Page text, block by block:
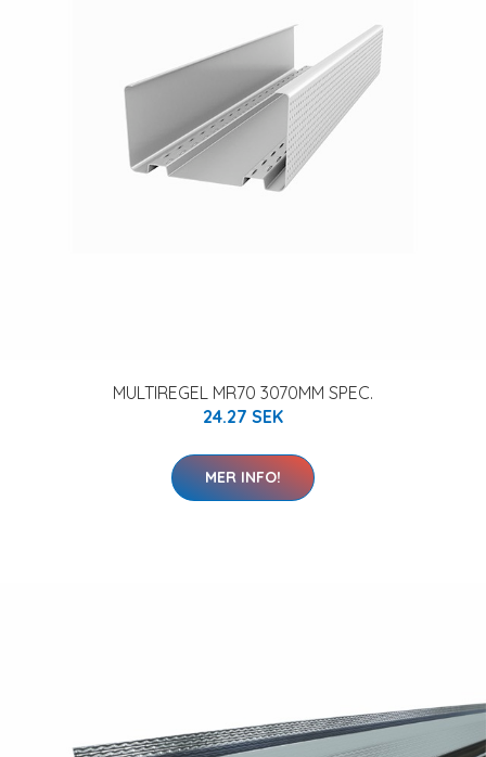
MULTIREGEL MR70 3070MM SPEC.
24.27 SEK
MER INFO!